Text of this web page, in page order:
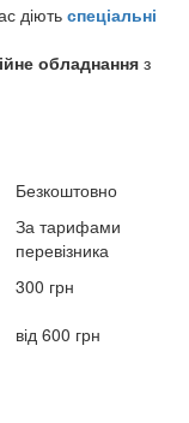
діють спеціальні
обладнанняз
Безкоштовно
За тарифами
перевізника
300 грн
від 600 грн